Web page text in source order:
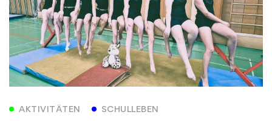
AKTIVITÄTEN SCHULLEBEN